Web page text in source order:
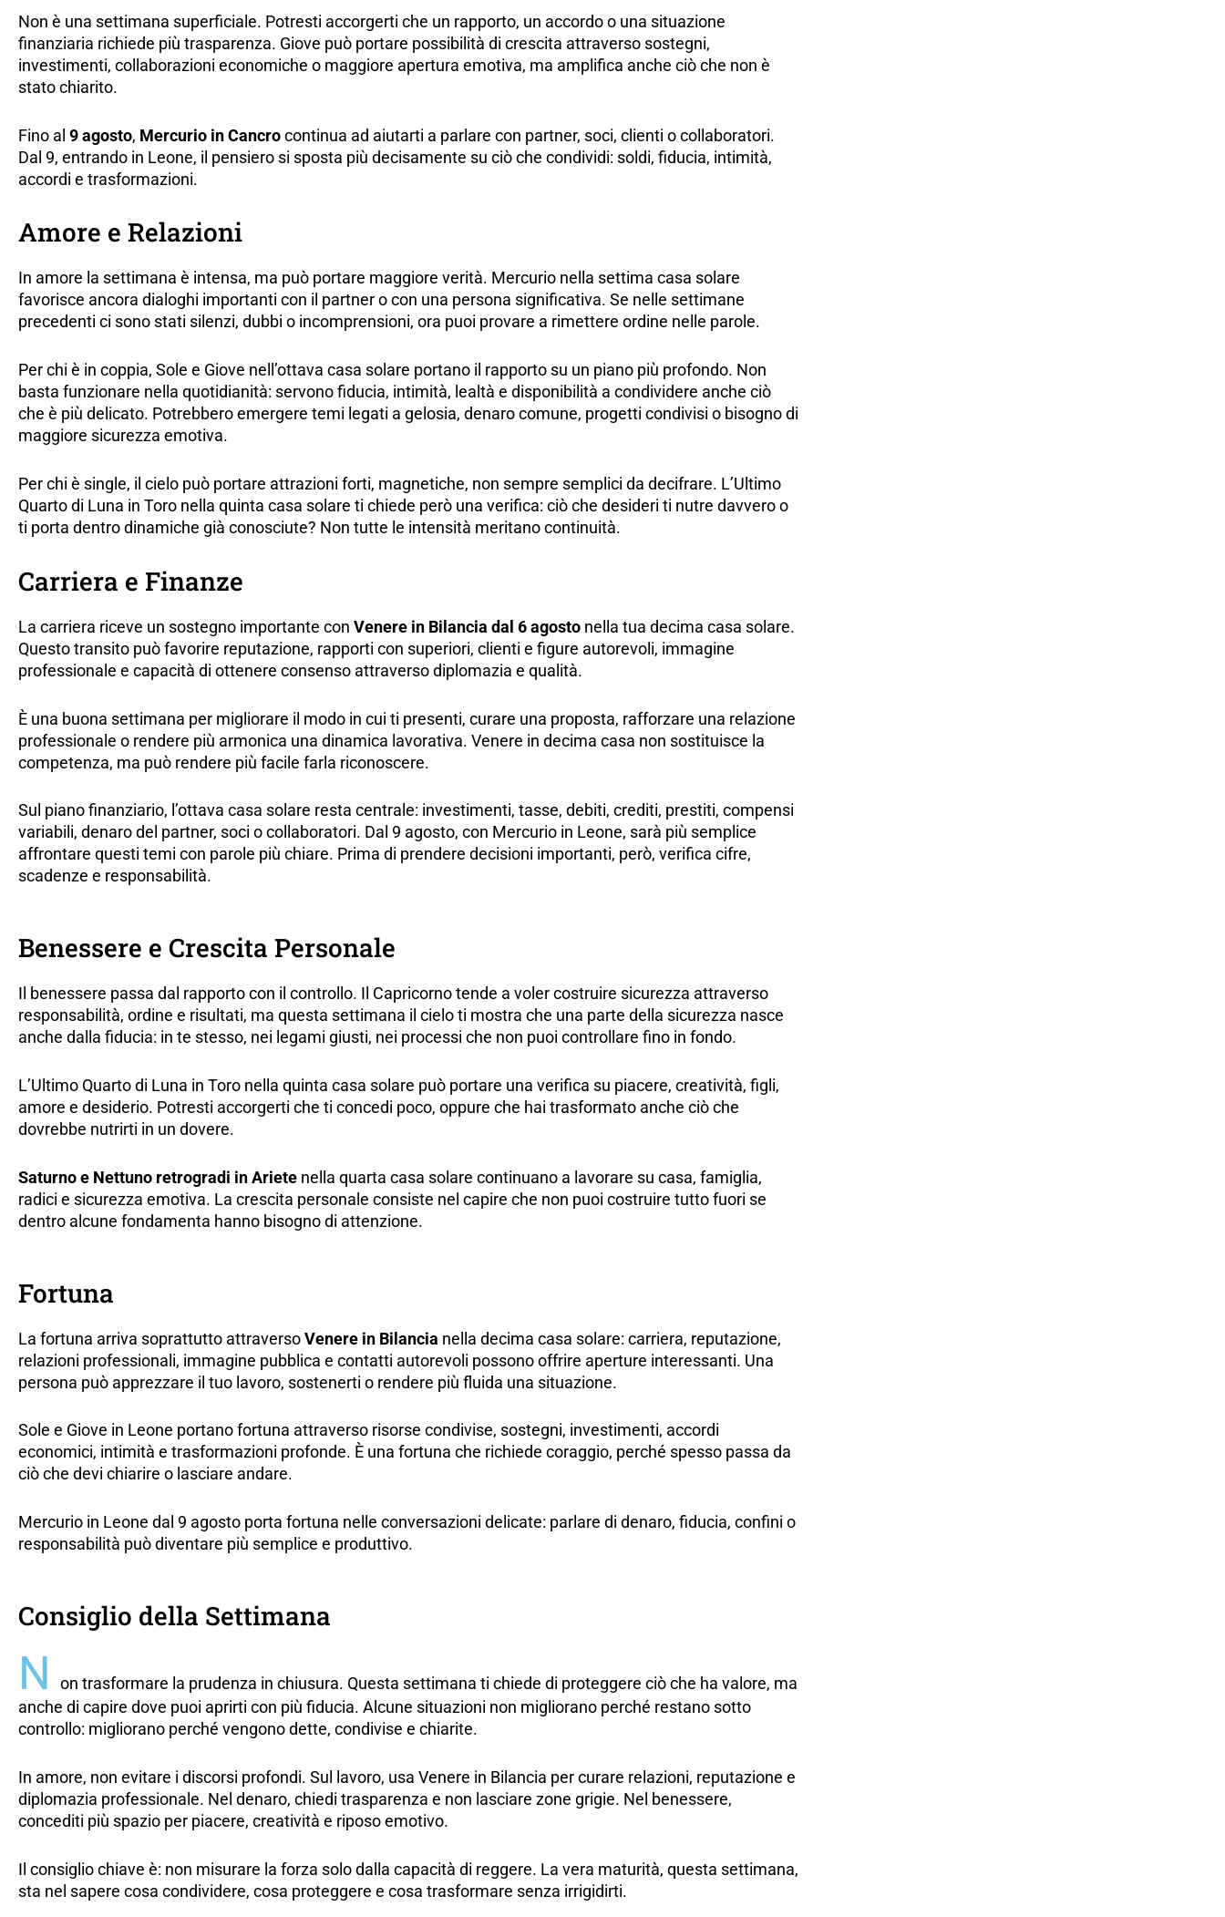
Non è una settimana superficiale. Potresti accorgerti che un rapporto, un accordo o una situazione
finanziaria richiede più trasparenza. Giove può portare possibilità di crescita attraverso sostegni,
investimenti, collaborazioni economiche o maggiore apertura emotiva, ma amplifica anche ciò che non è
stato chiarito.
Fino al 9 agosto, Mercurio in Cancrocontinua ad aiutarti a parlare con partner, soci, clienti o collaboratori.
Dal 9, entrando in Leone, il pensiero si sposta più decisamente su ciò che condividi: soldi, fiducia, intimità,
accordi e trasformazioni.
Amore e Relazioni
In amore la settimana è intensa, ma può portare maggiore verità. Mercurio nella settima casa solare
favorisce ancora dialoghi importanti con il partner o con una persona significativa. Se nelle settimane
precedenti ci sono stati silenzi, dubbi o incomprensioni, ora puoi provare a rimettere ordine nelle parole.
Per chi è in coppia, Sole e Giove nell’ottava casa solare portano il rapporto su un piano più profondo. Non
basta funzionare nella quotidianità: servono fiducia, intimità, lealtà e disponibilità a condividere anche ciò
che è più delicato. Potrebbero emergere temi legati a gelosia, denaro comune, progetti condivisi o bisogno di
maggiore sicurezza emotiva.
Per chi è single, il cielo può portare attrazioni forti, magnetiche, non sempre semplici da decifrare. L’Ultimo
Quarto di Luna in Toro nella quinta casa solare ti chiede però una verifica: ciò che desideri ti nutre davvero o
ti porta dentro dinamiche già conosciute? Non tutte le intensità meritano continuità.
Carriera e Finanze
La carriera riceve un sostegno importante con Venere in Bilancia dal 6 agosto nella tua decima casa solare.
Questo transito può favorire reputazione, rapporti con superiori, clienti e figure autorevoli, immagine
professionale e capacità di ottenere consenso attraverso diplomazia e qualità.
È una buona settimana per migliorare il modo in cui ti presenti, curare una proposta, rafforzare una relazione
professionale o rendere più armonica una dinamica lavorativa. Venere in decima casa non sostituisce la
competenza, ma può rendere più facile farla riconoscere.
Sul piano finanziario, l’ottava casa solare resta centrale: investimenti, tasse, debiti, crediti, prestiti, compensi
variabili, denaro del partner, soci o collaboratori. Dal 9 agosto, con Mercurio in Leone, sarà più semplice
affrontare questi temi con parole più chiare. Prima di prendere decisioni importanti, però, verifica cifre,
scadenze e responsabilità.
Benessere e Crescita Personale
Il benessere passa dal rapporto con il controllo. Il Capricorno tende a voler costruire sicurezza attraverso
responsabilità, ordine e risultati, ma questa settimana il cielo ti mostra che una parte della sicurezza nasce
anche dalla fiducia: in te stesso, nei legami giusti, nei processi che non puoi controllare fino in fondo.
L’Ultimo Quarto di Luna in Toro nella quinta casa solare può portare una verifica su piacere, creatività, figli,
amore e desiderio. Potresti accorgerti che ti concedi poco, oppure che hai trasformato anche ciò che
dovrebbe nutrirti in un dovere.
Saturno e Nettuno retrogradi in Ariete nella quarta casa solare continuano a lavorare su casa, famiglia,
radici e sicurezza emotiva. La crescita personale consiste nel capire che non puoi costruire tutto fuori se
dentro alcune fondamenta hanno bisogno di attenzione.
Fortuna
La fortuna arriva soprattutto attraversoVenere in Bilancia nella decima casa solare: carriera, reputazione,
relazioni professionali, immagine pubblica e contatti autorevoli possono offrire aperture interessanti. Una
persona può apprezzare il tuo lavoro, sostenerti o rendere più fluida una situazione.
Sole e Giove in Leone portano fortuna attraverso risorse condivise, sostegni, investimenti, accordi
economici, intimità e trasformazioni profonde. È una fortuna che richiede coraggio, perché spesso passa da
ciò che devi chiarire o lasciare andare.
Mercurio in Leone dal 9 agosto porta fortuna nelle conversazioni delicate: parlare di denaro, fiducia, confini o
responsabilità può diventare più semplice e produttivo.
Consiglio della Settimana
N
on trasformare la prudenza in chiusura. Questa settimana ti chiede di proteggere ciò che ha valore, ma
anche di capire dove puoi aprirti con più fiducia. Alcune situazioni non migliorano perché restano sotto
controllo: migliorano perché vengono dette, condivise e chiarite.
In amore, non evitare i discorsi profondi. Sul lavoro, usa Venere in Bilancia per curare relazioni, reputazione e
diplomazia professionale. Nel denaro, chiedi trasparenza e non lasciare zone grigie. Nel benessere,
concediti più spazio per piacere, creatività e riposo emotivo.
Il consiglio chiave è: non misurare la forza solo dalla capacità di reggere. La vera maturità, questa settimana,
sta nel sapere cosa condividere, cosa proteggere e cosa trasformare senza irrigidirti.